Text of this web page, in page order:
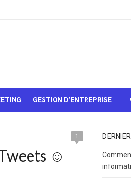
chocolats…
tomber !
GESTION D’ENTREPRISE
1
☺